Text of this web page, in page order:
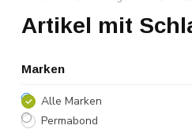
Artikel mit
Marken
Alle Marken
Permabond